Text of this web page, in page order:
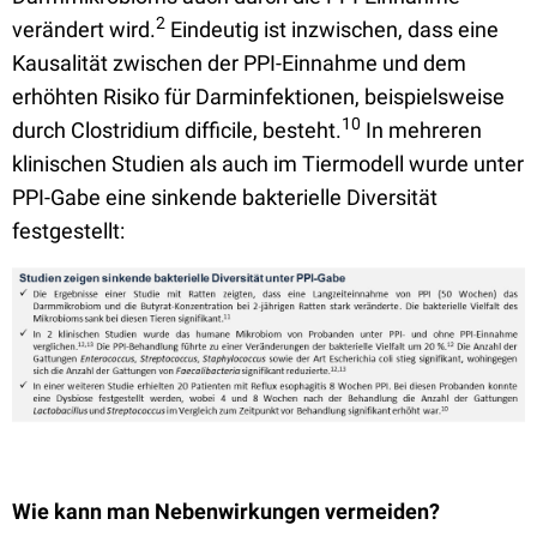
verändert wird.2 Eindeutig ist inzwischen, dass eine
Kausalität zwischen der PPI-Einnahme und dem
erhöhten Risiko für Darminfektionen, beispielsweise
durch Clostridium difficile, besteht.10 In mehreren
klinischen Studien als auch im Tiermodell wurde unter
PPI-Gabe eine sinkende bakterielle Diversität
festgestellt:
Wie kann man Nebenwirkungen vermeiden?